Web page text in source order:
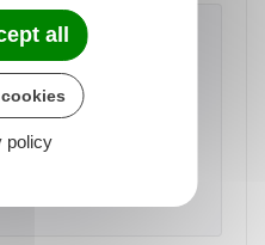
les offres de
car le
peut varier dans
Pour cela, vous
all
policy